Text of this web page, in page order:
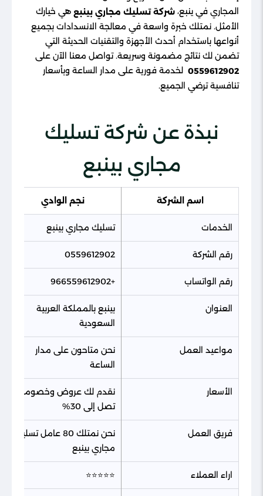
المجاري في ينبع، شركة تسليك مجاري بينبع هي خيارك
الأمثل. نمتلك خبرة واسعة في معالجة الانسدادات بجميع
أنواعها باستخدام أحدث الأجهزة والتقنيات الحديثة التي
تضمن لك نتائج مضمونة وسريعة. تواصل معنا الآن على
0559612902 لخدمة فورية على مدار الساعة وبأسعار
تنافسية ترضي الجميع.
نبذة عن شركة تسليك
مجاري بينبع
اسم الشركة نجم الوادي
الخدمات تسليك مجاري بينبع
رقم الشركة 0559612902
رقم الواتساب +966559612902
العنوان
بينبع بالمملكة العربية
السعودية
مواعيد العمل
نحن متاحون على مدار
الساعة
الأسعار
نقدم لك عروض وخصومات
تصل إلى 30%
فريق العمل
نحن نمتلك 80 عامل تسليك
مجاري بينبع
اراء العملاء ⭐⭐⭐⭐⭐